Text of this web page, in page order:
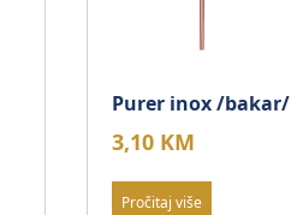
Purer inox /bakar/
3,10 KM
Pročitaj više